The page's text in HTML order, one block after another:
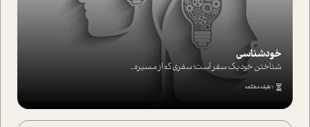
خودشناسی
شناختن خود یک سفر است؛ سفری که از مسیره...
1 دقیقه مطالعه